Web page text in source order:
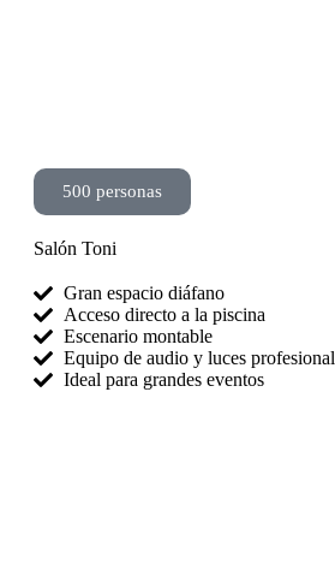
500 personas
Salón Toni
Gran espacio diáfano
Acceso directo a la piscina
Escenario montable
Equipo de audio y luces profesional
Ideal para grandes eventos